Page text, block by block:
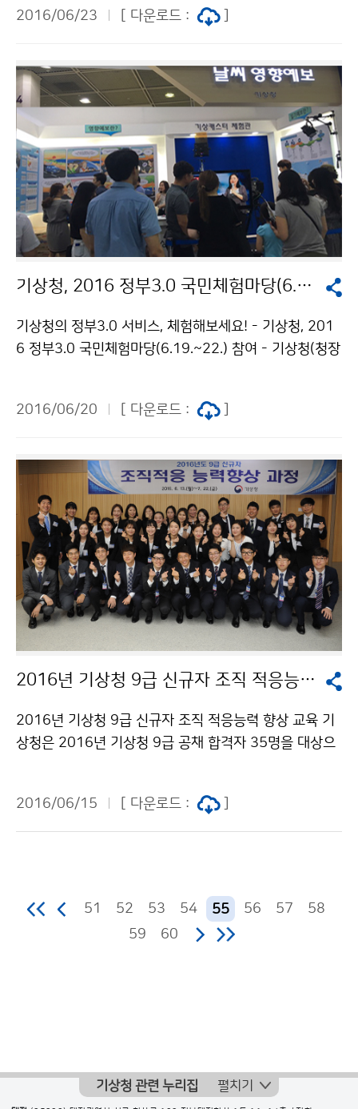
명)이 5기 홍보단으로 위촉되었으며, 8월까지 기후변화
후변화에 대한 홍보 활동을 하게 됩니다. 지역기후변화 대
학생 홍보단 활약이 기후변화에 대한 사회적 관심을 높이
는 데 기여할 수 있기를 기대합니다.
2016/06/23 [ 다운로드 :
기상청, 2016 정부3.0 국민체험마당(6.19.~22.) 참여
기상청의 정부3.0 서비스, 체험해보세요! - 기상청, 201
6 정부3.0 국민체험마당(6.19.~22.) 참여 - 기상청(청장
동 코엑스에서 열리는 ‘2016 정부3.0 국민체험마당’ 에
‘날씨 빅데이터’ 데이터관 등 2개 부스와, 모습과 날씨변
화를 한눈에 볼 수 있는 3차원 입체영상인 ‘지구온’과 기
상캐스터를 직접 체험해 볼 수 있는 ‘날씨방송 체험관’을
운영합니다. 고윤화 기상청장은 “이번 정부3.0 국민체험
마당 행사가 국민 행복과 편의를 위한 기상청의 정책추진
노력을 알릴 좋은 기회이며, 앞으로도 정부3.0 가치에 부
합하는 국민 맞춤형 기상서비스 제공을 위해 끊임없이 노
력하겠습니다.” 라고 밝혔습니다.
2016/06/20 [ 다운로드 :
2016년 기상청 9급 신규자 조직 적응능력 향상 교육
2016년 기상청 9급 신규자 조직 적응능력 향상 교육 기
상청은 2016년 기상청 9급 공채 합격자 35명을 대상으
쳐 예비 공직자의 기본자세와 기상청 비전 공유 및 조직문
화 이해 교육 등이 진행됩니다. 이번 교육이 신규자들의
2016/06/15 [ 다운로드 :
51 52 53 54 55 56 57
58
59
60
기상청 관련 누리집 펼치기